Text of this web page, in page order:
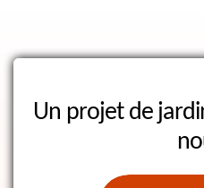
Un projet de